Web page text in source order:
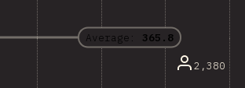
Average: 365.8
2,380